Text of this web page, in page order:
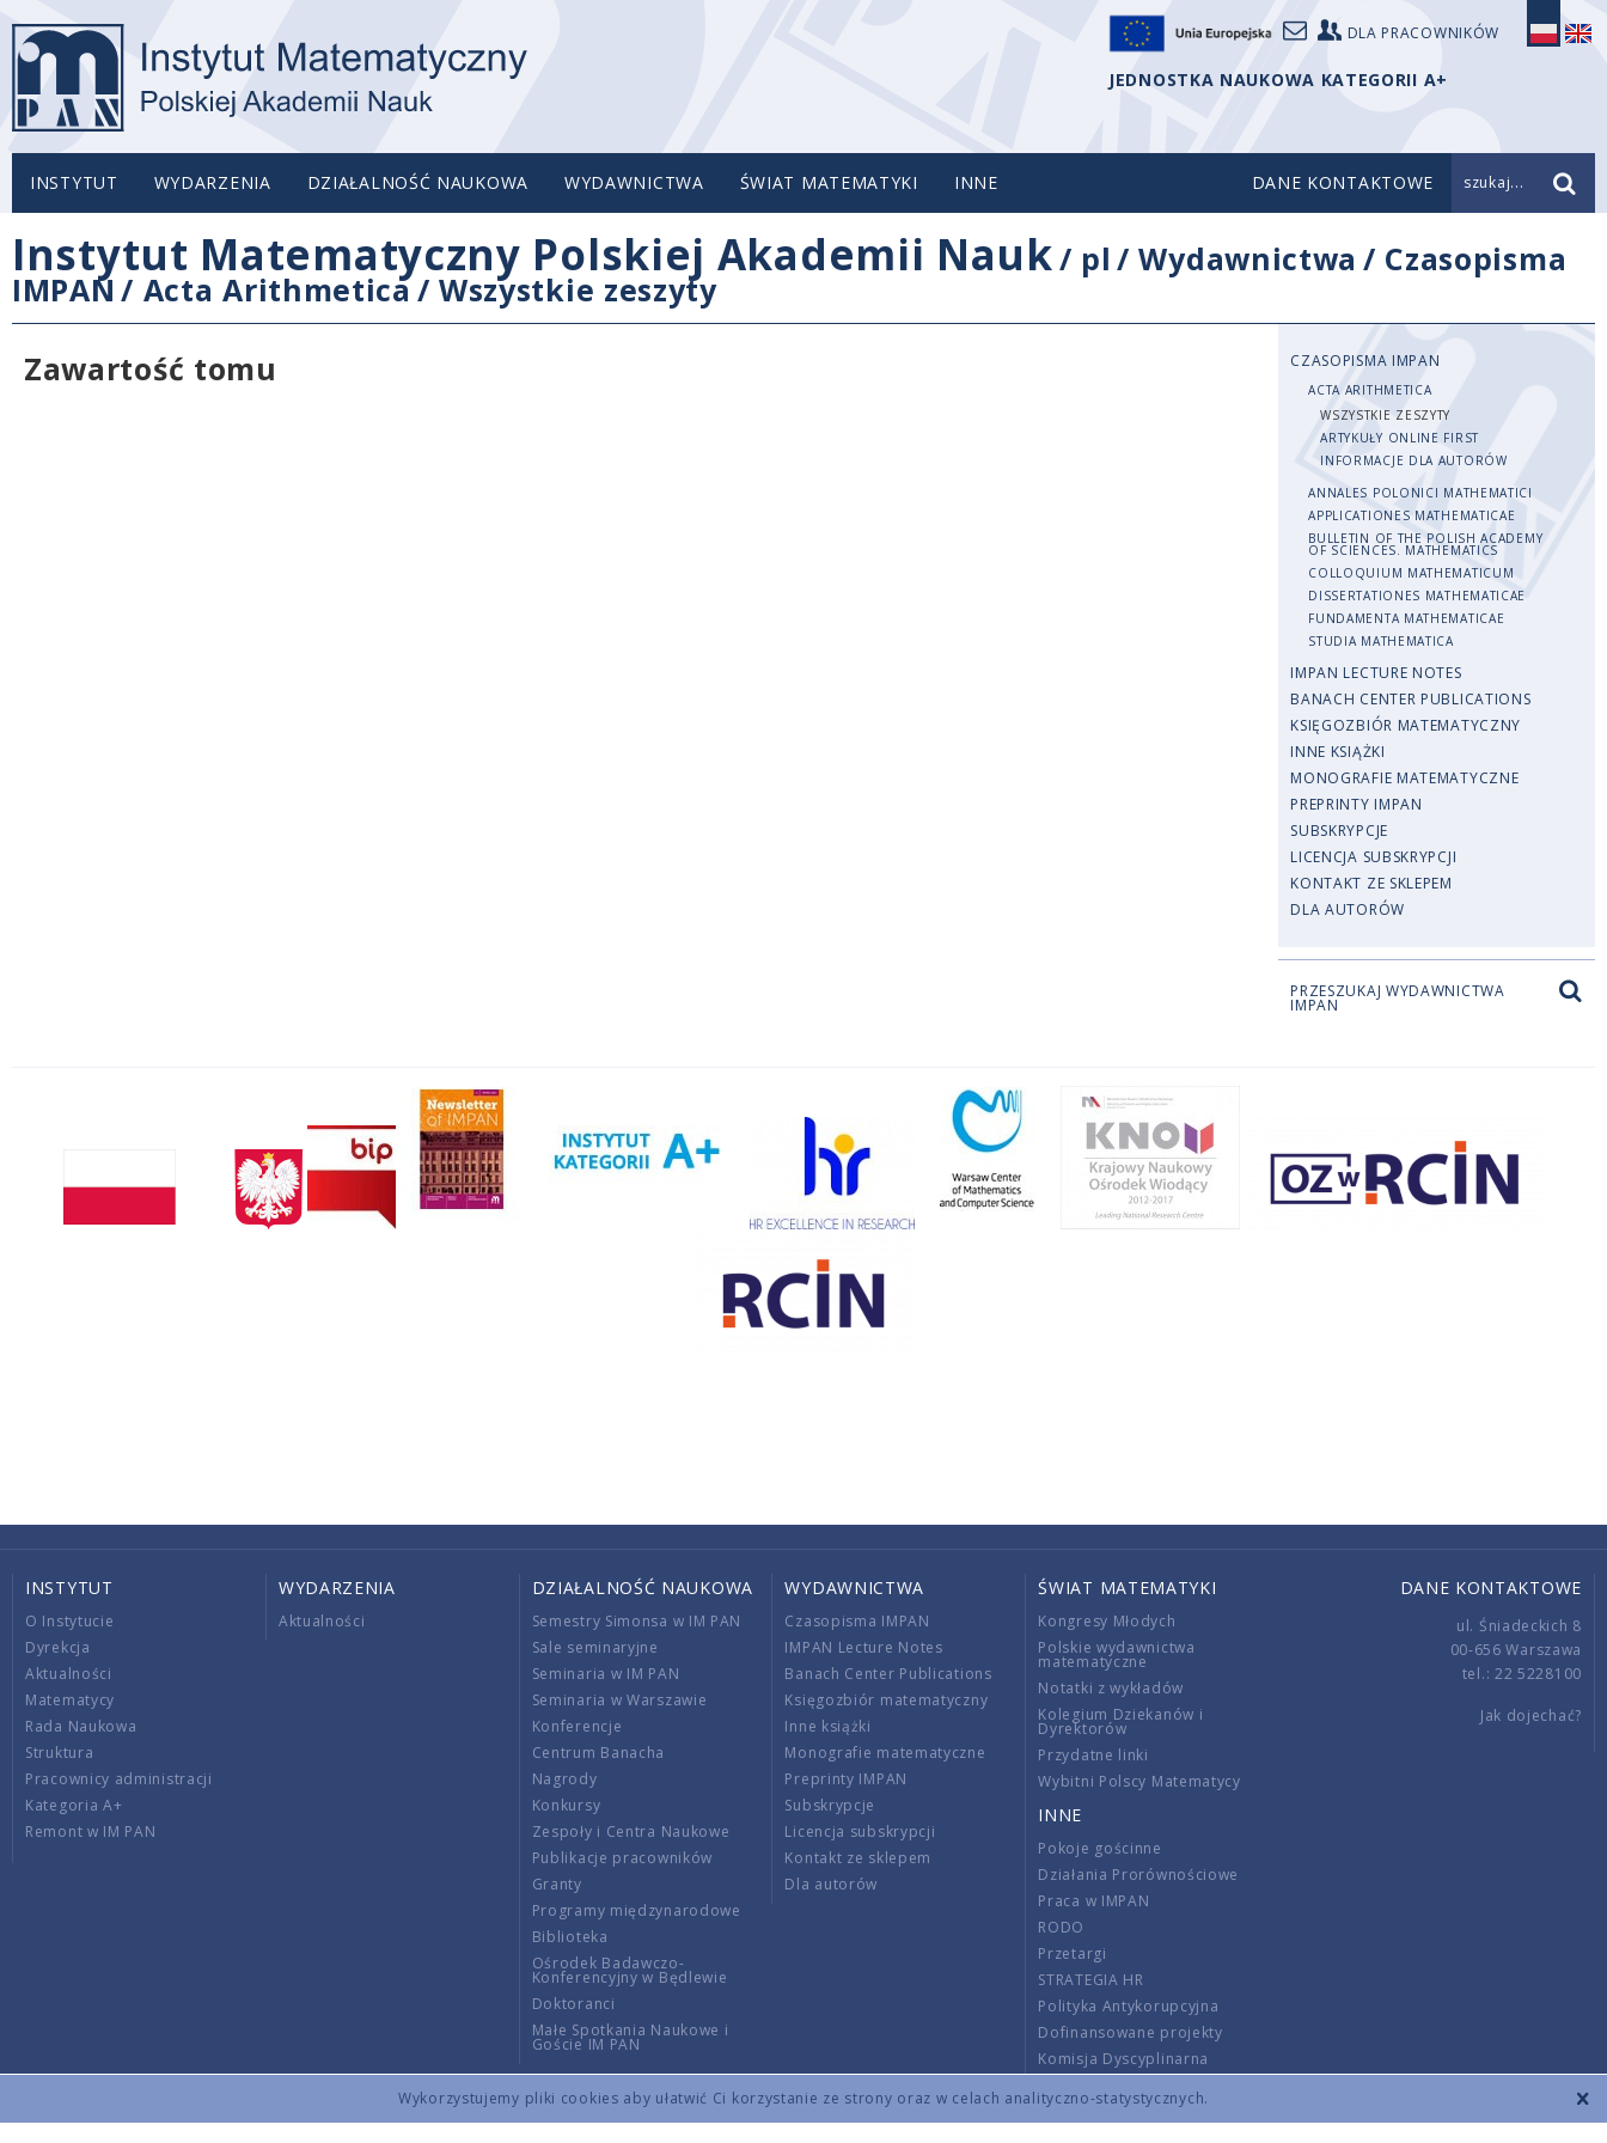
Wykorzystujemy pliki cookies aby ułatwić Ci korzystanie ze strony oraz w celach analityczno-statystycznych.
DLA PRACOWNIKÓW
JEDNOSTKA NAUKOWA KATEGORII A+
INSTYTUT WYDARZENIA DZIAŁALNOŚĆ NAUKOWA WYDAWNICTWA ŚWIAT MATEMATYKI INNE DANE KONTAKTOWE szukaj...
Instytut Matematyczny Polskiej Akademii Nauk/ pl /Wydawnictwa / Czasopisma
IMPAN / Acta Arithmetica/ Wszystkie zeszyty
Zawartość tomu
CZASOPISMA IMPAN
ACTA ARITHMETICA
WSZYSTKIE ZESZYTY
ARTYKUŁY ONLINE FIRST
INFORMACJE DLA AUTORÓW
ANNALES POLONICI MATHEMATICI
APPLICATIONES MATHEMATICAE
BULLETIN OF THE POLISH ACADEMY
OF SCIENCES. MATHEMATICS
COLLOQUIUM MATHEMATICUM
DISSERTATIONES MATHEMATICAE
FUNDAMENTA MATHEMATICAE
STUDIA MATHEMATICA
IMPAN LECTURE NOTES
BANACH CENTER PUBLICATIONS
KSIĘGOZBIÓR MATEMATYCZNY
INNE KSIĄŻKI
MONOGRAFIE MATEMATYCZNE
PREPRINTY IMPAN
SUBSKRYPCJE
LICENCJA SUBSKRYPCJI
KONTAKT ZE SKLEPEM
DLA AUTORÓW
PRZESZUKAJ WYDAWNICTWA
IMPAN
INSTYTUT
O Instytucie
Dyrekcja
Aktualności
Matematycy
Rada Naukowa
Struktura
Pracownicy administracji
Kategoria A+
Remont w IM PAN
WYDARZENIA
Aktualności
DZIAŁALNOŚĆ NAUKOWA
Semestry Simonsa w IM PAN
Sale seminaryjne
Seminaria w IM PAN
Seminaria w Warszawie
Konferencje
Centrum Banacha
Nagrody
Konkursy
Zespoły i Centra Naukowe
Publikacje pracowników
Granty
Programy międzynarodowe
Biblioteka
Ośrodek Badawczo-
Konferencyjny w Będlewie
Doktoranci
Małe Spotkania Naukowe i
Goście IM PAN
WYDAWNICTWA
Czasopisma IMPAN
IMPAN Lecture Notes
Banach Center Publications
Księgozbiór matematyczny
Inne książki
Monografie matematyczne
Preprinty IMPAN
Subskrypcje
Licencja subskrypcji
Kontakt ze sklepem
Dla autorów
ŚWIAT MATEMATYKI
Kongresy Młodych
Polskie wydawnictwa
matematyczne
Notatki z wykładów
Kolegium Dziekanów i
Dyrektorów
Przydatne linki
Wybitni Polscy Matematycy
INNE
Pokoje gościnne
Działania Prorównościowe
Praca w IMPAN
RODO
Przetargi
STRATEGIA HR
Polityka Antykorupcyjna
Dofinansowane projekty
Komisja Dyscyplinarna
Wnoszenie opłat
DANE KONTAKTOWE
ul. Śniadeckich 8
00-656 Warszawa
tel.: 22 5228100
Jak dojechać?